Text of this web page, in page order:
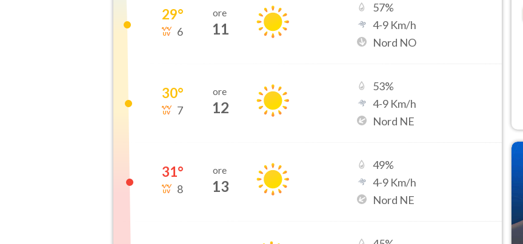
29°
6
ore
11
57%
4-9 Km/h
Nord NO
30°
7
ore
12
53%
4-9 Km/h
Nord NE
31°
8
ore
13
49%
4-9 Km/h
Nord NE